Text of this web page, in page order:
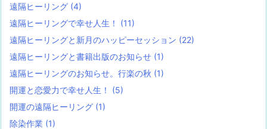
遠隔ヒーリング (4)
遠隔ヒーリングで幸せ人生！ (11)
遠隔ヒーリングと新月のハッピーセッション (22)
遠隔ヒーリングと書籍出版のお知らせ (1)
遠隔ヒーリングのお知らせ。行楽の秋 (1)
開運と恋愛力で幸せ人生！ (5)
開運の遠隔ヒーリング (1)
除染作業 (1)